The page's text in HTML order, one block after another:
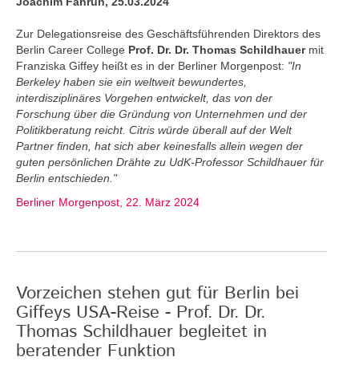
Zur Delegationsreise des Geschäftsführenden Direktors des
Berlin Career College Prof. Dr. Dr. Thomas Schildhauermit
Franziska Giffey heißt es in der Berliner Morgenpost: "In
Berkeley haben sie ein weltweit bewundertes,
interdisziplinäres Vorgehen entwickelt, das von der
Forschung über die Gründung von Unternehmen und der
Politikberatung reicht. Citris würde überall auf der Welt
Partner finden, hat sich aber keinesfalls allein wegen der
guten persönlichen Drähte zu UdK-Professor Schildhauer für
Berlin entschieden."
Berliner Morgenpost, 22. März 2024
Vorzeichen stehen gut für Berlin bei
Giffeys USA-Reise - Prof. Dr. Dr.
Thomas Schildhauer begleitet in
beratender Funktion